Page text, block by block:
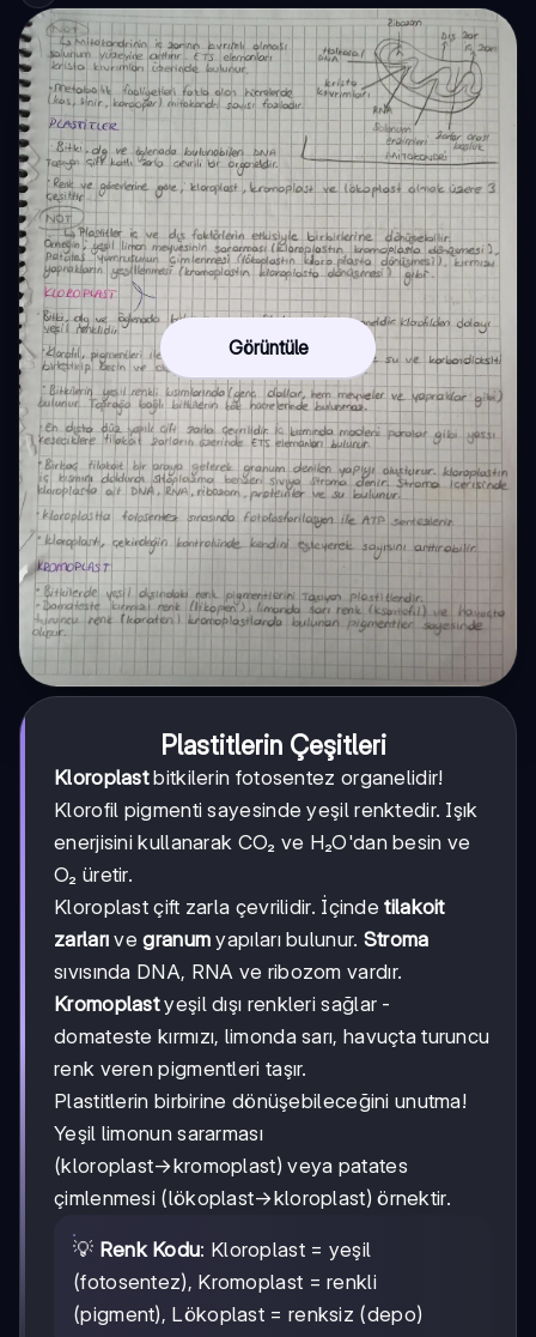
Görüntüle
Plastitlerin Çeşitleri
Kloroplastbitkilerin fotosentez organеlidir!
Klorofil pigmenti sayesinde yeşil renktedir. Işık
enerjisini kullanarak CO₂ ve H₂O'dan besin ve
O₂ üretir.
Kloroplast çift zarla çevrilidir. İçindetilakoit
zarları vegranum yapıları bulunur. Stroma
sıvısında DNA, RNA ve ribozom vardır.
Kromoplastyeşil dışı renkleri sağlar -
domateste kırmızı, limonda sarı, havuçta turuncu
renk veren pigmentleri taşır.
Plastitlerin birbirine dönüşebileceğini unutma!
Yeşil limonun sararması
(kloroplast→kromoplast) veya patates
çimlenmesi (lökoplast→kloroplast) örnektir.
💡 Renk Kodu: Kloroplast = yeşil
(fotosentez), Kromoplast = renkli
(pigment), Lökoplast = renksiz (depo)